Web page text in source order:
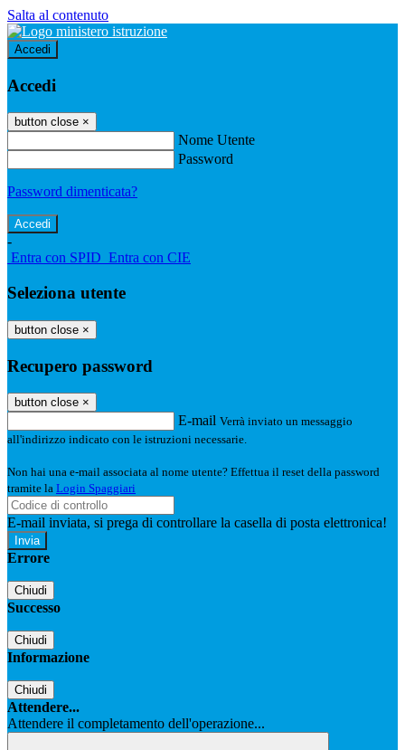
Salta al contenuto
Accedi
Accedi
button close ×
Nome Utente
Password
Password dimenticata?
-
Entra con SPID Entra con CIE
Seleziona utente
button close ×
Recupero password
button close ×
E-mail Verrà inviato un messaggio
all'indirizzo indicato con le istruzioni necessarie.
Non hai una e-mail associata al nome utente? Effettua il reset della password
tramite la Login Spaggiari
E-mail inviata, si prega di controllare la casella di posta elettronica!
Errore
Chiudi
Successo
Chiudi
Informazione
Chiudi
Attendere...
Attendere il completamento dell'operazione...